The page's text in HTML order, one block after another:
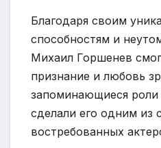
Благодаря своим
способностям и
Михаил Горшенев
признание и любовь
запоминающиеся роли
сделали его одним из
востребованных